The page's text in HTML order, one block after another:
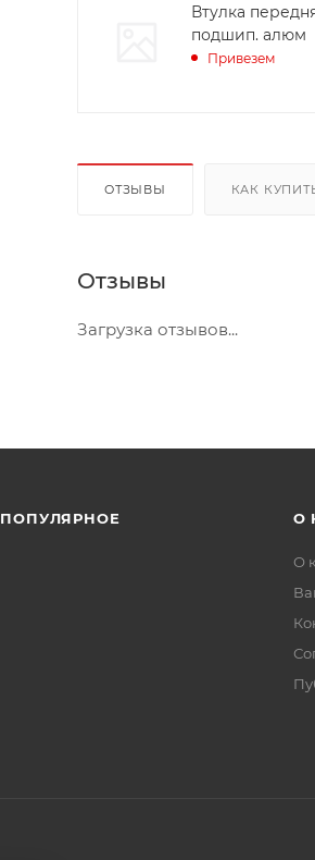
Втулка
подшип. алюм
Привезем
ОТЗЫВЫ КАК
Отзывы
Загрузка отзывов...
ПОПУЛЯРНОЕ О
О